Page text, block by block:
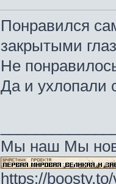
Понравился
закрытыми
Не
Да и ухлопали
Мы наш Мы
https://